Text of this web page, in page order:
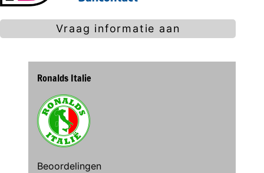
Vraag informatie aan
Ronalds Italie
Beoordelingen